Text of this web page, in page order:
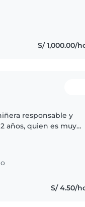
S/ 1,000.00/
responsable y
años, quien es muy
S/ 4.50/